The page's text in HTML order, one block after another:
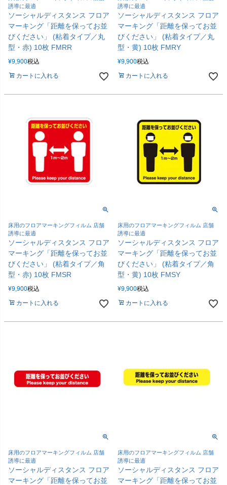
誘導に最適
ソーシャルディスタンス フロア
マーキング「距離を保ってお並
びください」 (粘着タイプ／丸
型・赤) 10枚 FMRR
¥9,900税込
カートに入れる
誘導に最適
ソーシャルディスタンス フロア
マーキング「距離を保ってお並
びください」 (粘着タイプ／丸
型・黄) 10枚 FMRY
¥9,900税込
カートに入れる
床用のフロアマーキングフィルム 店舗
誘導に最適
ソーシャルディスタンス フロア
マーキング「距離を保ってお並
びください」 (粘着タイプ／角
型・赤) 10枚 FMSR
¥9,900税込
カートに入れる
床用のフロアマーキングフィルム 店舗
誘導に最適
ソーシャルディスタンス フロア
マーキング「距離を保ってお並
びください」 (粘着タイプ／角
型・黄) 10枚 FMSY
¥9,900税込
カートに入れる
床用のフロアマーキングフィルム 店舗
誘導に最適
ソーシャルディスタンス フロア
マーキング「距離を保ってお並
床用のフロアマーキングフィルム 店舗
誘導に最適
ソーシャルディスタンス フロア
マーキング「距離を保ってお並